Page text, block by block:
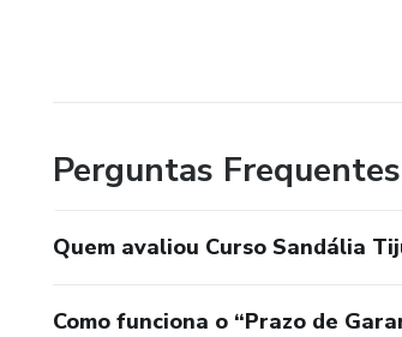
Perguntas Frequentes
Quem avaliou Curso Sandália
Como funciona o “Prazo de